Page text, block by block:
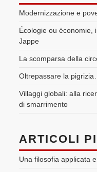
Modernizzazione e
Écologie ou économie,
Jappe
La scomparsa della
Oltrepassare la
Villaggi globali: alla
di smarrimento
ARTICOLI
Una filosofia applicata